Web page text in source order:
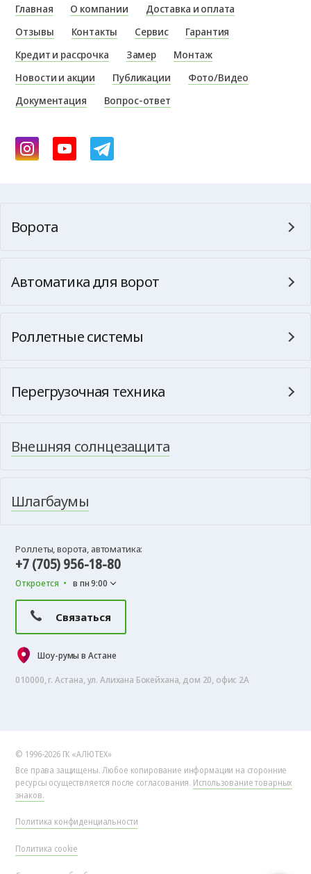
Главная О компании
Доставка и оплата
Отзывы
Контакты Сервис
Гарантия
Кредит и рассрочка
Замер
Монтаж
Новости и акции
Публикации
Фото/Видео
Документация
Вопрос-ответ
Ворота
Автоматика для ворот
Роллетные системы
Перегрузочная техника
Внешняя солнцезащита
Шлагбаумы
Роллеты, ворота, автоматика:
+7 (705) 956-18-80
Откроется в пн 9:00
Связаться
Шоу-румы в Астане
010000, г. Астана, ул. Алихана Бокейхана, дом 20, офис 2А
© 1996-2026 ГК «АЛЮТЕХ»
Все права защищены. Любое копирование информации на сторонние
ресурсы осуществляется после согласования. Использование товарных
знаков.
Политика конфиденциальности
Политика cookie